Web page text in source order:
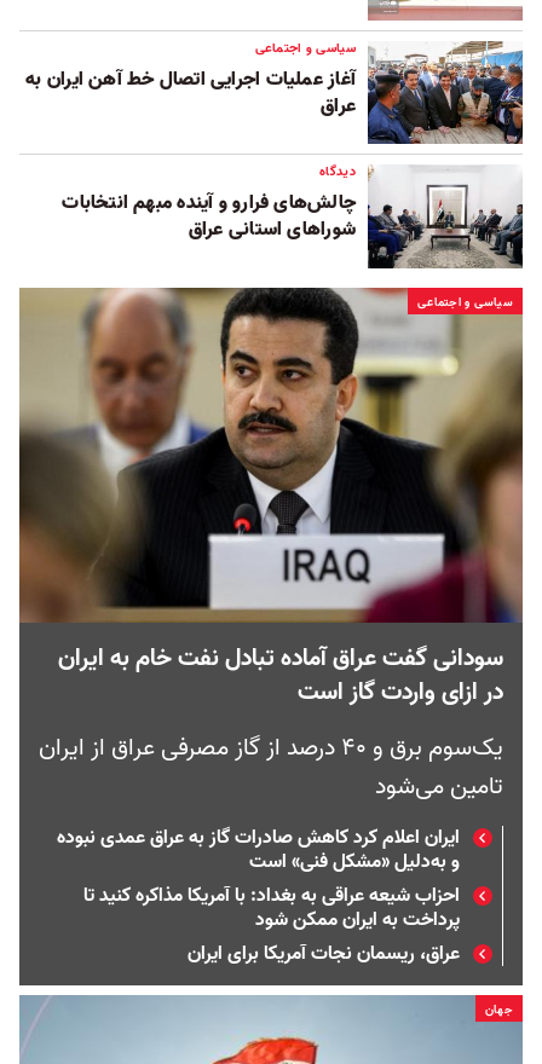
سیاسی و اجتماعی
آغاز عملیات اجرایی اتصال خط‌ آهن ایران به
عراق
دیدگاه
چالش‌های فرارو و آینده مبهم انتخابات
شوراهای استانی عراق
سیاسی و اجتماعی
سودانی گفت عراق آماده تبادل نفت خام به ایران
در ازای واردت گاز است
یک‌سوم برق و ۴۰ درصد از گاز مصرفی عراق از ایران
تامین می‌شود
ایران اعلام کرد کاهش صادرات گاز به عراق عمدی نبوده
و به‌دلیل «مشکل فنی» است
احزاب شیعه عراقی به بغداد: با آمریکا مذاکره کنید تا
پرداخت به ایران ممکن شود
عراق، ریسمان نجات آمریکا برای ایران
جهان